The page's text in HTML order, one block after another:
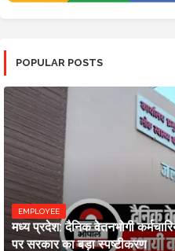
POPULAR POSTS
EMPLOYEE
मध्य प्रदेश: दैनिक वेतनभोगी
पर सरकार का बड़ा स्पष्टीकरण